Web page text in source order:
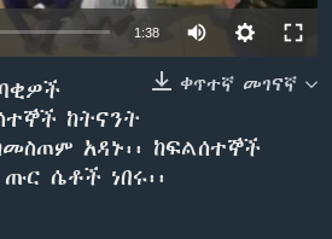
1:38
ቀጥተኛ መገናኛ
ከትናንት
አዳኑ፡፡ ከፍልሰተኞች
ሴቶች ነበሩ፡፡